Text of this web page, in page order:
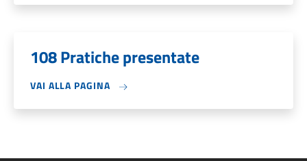
108 Pratiche presentate
VAI ALLA PAGINA